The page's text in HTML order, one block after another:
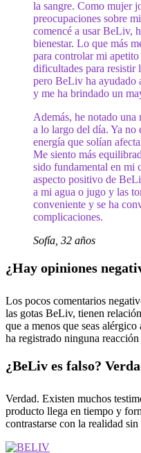
la sangre. Como mujer
preocupaciones sobre
comencé a usar BeLiv,
bienestar. Lo que más
para controlar mi
dificultades para resistir
pero BeLiv ha ayudado
y me ha brindado un
Además, he notado una
a lo largo del día. Ya no
energía que solían
Me siento más
sido fundamental en mi
aspecto positivo de
a mi agua o jugo y las
conveniente y se ha
complicaciones.
Sofía, 32 años
¿Hay opiniones
Los pocos comentarios
las gotas BeLiv, tienen
que a menos que seas
ha registrado ninguna
¿BeLiv es falso?
Verdad. Existen muchos
producto llega en tiempo y
contrastarse con la realidad